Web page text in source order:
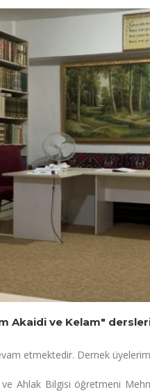
Akaidi ve Kelam"
etmektedir. Dernek
Ahlak Bilgisi öğretmeni